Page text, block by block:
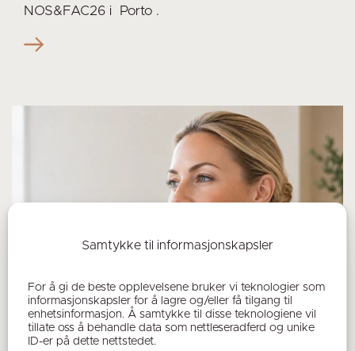
NOS&FAC26 i Porto .
Samtykke til informasjonskapsler
For å gi de beste opplevelsene bruker vi teknologier som
informasjonskapsler for å lagre og/eller få tilgang til
enhetsinformasjon. Å samtykke til disse teknologiene vil
tillate oss å behandle data som nettleseradferd og unike
ID-er på dette nettstedet.